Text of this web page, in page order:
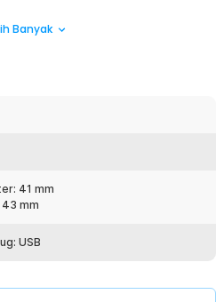
berkualitas yang mampu
ubah ini membuat ruangan terlihat
Efek pencahayaan yang dihasilkan
membuat lampu ini mudah dibawa
ruang. Anda bisa
di meja, rak, atau area mana pun
Banyak
41 mm
mm
USB